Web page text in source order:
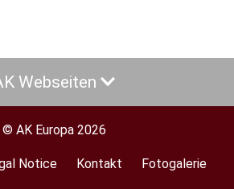
Webseiten
© AK Europa 2026
Notice Kontakt Fotogalerie